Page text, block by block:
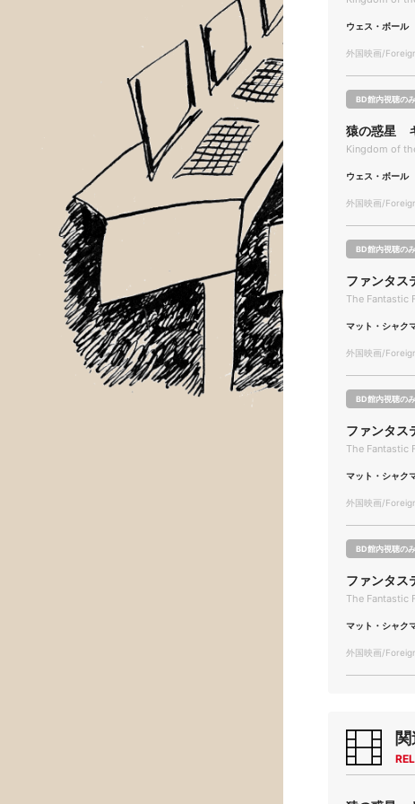
ウェス・ボール
外国映画/
BD館内視聴のみ
猿の惑星
Kingdom of
ウェス・ボール
外国映画/
BD館内視聴のみ
ファンタ
The Fantastic
マット・シャク
外国映画/
BD館内視聴のみ
ファンタ
The Fantastic
マット・シャク
外国映画/
BD館内視聴のみ
ファンタ
The Fantastic
マット・シャク
外国映画/